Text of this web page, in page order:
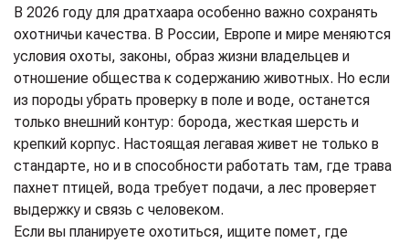
В 2026 году для дратхаара особенно важно сохранять
охотничьи качества. В России, Европе и мире меняются
условия охоты, законы, образ жизни владельцев и
отношение общества к содержанию животных. Но если
из породы убрать проверку в поле и воде, останется
только внешний контур: борода, жесткая шерсть и
крепкий корпус. Настоящая легавая живет не только в
стандарте, но и в способности работать там, где трава
пахнет птицей, вода требует подачи, а лес проверяет
выдержку и связь с человеком.
Если вы планируете охотиться, ищите помет, где